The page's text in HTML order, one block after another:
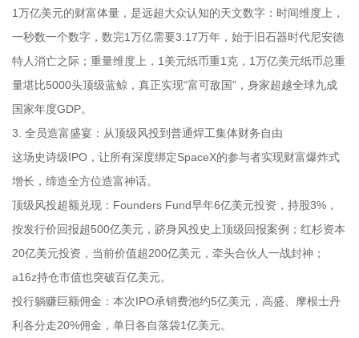
1万亿美元的财富体量，是远超大众认知的天文数字：时间维度上，
一秒数一个数字，数完1万亿需要3.17万年，始于旧石器时代尼安德
特人消亡之际；重量维度上，1美元纸币重1克，1万亿美元纸币总重
量堪比5000头顶级蓝鲸，真正实现“富可敌国”，身家超越全球九成
国家年度GDP。
3. 全员造富盛宴：从顶级风投到普通焊工集体财务自由
这场史诗级IPO，让所有深度绑定SpaceX的参与者实现财富爆炸式
增长，缔造全方位造富神话。
顶级风投超额兑现：Founders Fund早年6亿美元投资，持股3%，
按发行价回报超500亿美元，跻身风投史上顶级回报案例；红杉资本
20亿美元投资，当前价值超200亿美元，牵头合伙人一战封神；
a16z持仓市值也突破百亿美元。
投行躺赚巨额佣金：本次IPO承销费池约5亿美元，高盛、摩根士丹
利各分走20%佣金，单日各自落袋1亿美元。